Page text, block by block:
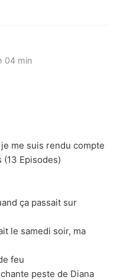
04 min
me suis rendu compte
Episodes)
ça passait sur
le samedi soir, ma
feu
peste de Diana